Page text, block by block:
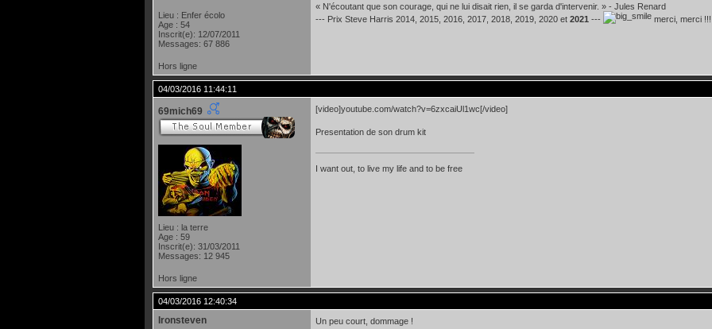
Lieu : Enfer écolo
Age : 54
Inscrit(e): 12/07/2011
Messages: 67 886
« N'écoutant que son courage, qui ne lui disait rien, il se garda d'intervenir. » - Jules Renard
--- Prix Steve Harris 2014, 2015, 2016, 2017, 2018, 2019, 2020 et 2021 --- merci, merci !!!
Hors ligne
04/03/2016 11:44:11
69mich69
Lieu : la terre
Age : 59
Inscrit(e): 31/03/2011
Messages: 12 945
[video]youtube.com/watch?v=6zxcaiUl1wc[/video]
Presentation de son drum kit
I want out, to live my life and to be free
Hors ligne
04/03/2016 12:40:34
Ironsteven Un peu court, dommage !